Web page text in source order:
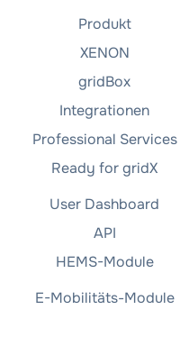
Produkt
XENON
gridBox
Integrationen
Professional Services
Ready for gridX
User Dashboard
API
HEMS-Module
E-Mobilitäts-Module